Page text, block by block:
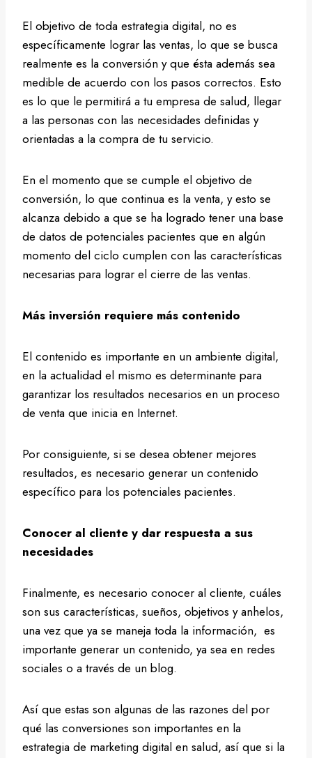
El objetivo de toda estrategia digital, no es
específicamente lograr las ventas, lo que se busca
realmente es la conversión y que ésta además sea
medible de acuerdo con los pasos correctos. Esto
es lo que le permitirá a tu empresa de salud, llegar
a las personas con las necesidades definidas y
orientadas a la compra de tu servicio.
En el momento que se cumple el objetivo de
conversión, lo que continua es la venta, y esto se
alcanza debido a que se ha logrado tener una base
de datos de potenciales pacientes que en algún
momento del ciclo cumplen con las características
necesarias para lograr el cierre de las ventas.
Más inversión requiere más contenido
El contenido es importante en un ambiente digital,
en la actualidad el mismo es determinante para
garantizar los resultados necesarios en un proceso
de venta que inicia en Internet.
Por consiguiente, si se desea obtener mejores
resultados, es necesario generar un contenido
específico para los potenciales pacientes.
Conocer al cliente y dar respuesta a sus
necesidades
Finalmente, es necesario conocer al cliente, cuáles
son sus características, sueños, objetivos y anhelos,
una vez que ya se maneja toda la información, es
importante generar un contenido, ya sea en redes
sociales o a través de un blog.
Así que estas son algunas de las razones del por
qué las conversiones son importantes en la
estrategia de marketing digital en salud, así que si la